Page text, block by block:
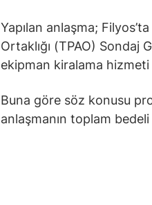
Yapılan anlaşma;
Ortaklığı (TPAO) Sondaj
ekipman kiralama hizmeti
Buna göre söz konusu
anlaşmanın toplam